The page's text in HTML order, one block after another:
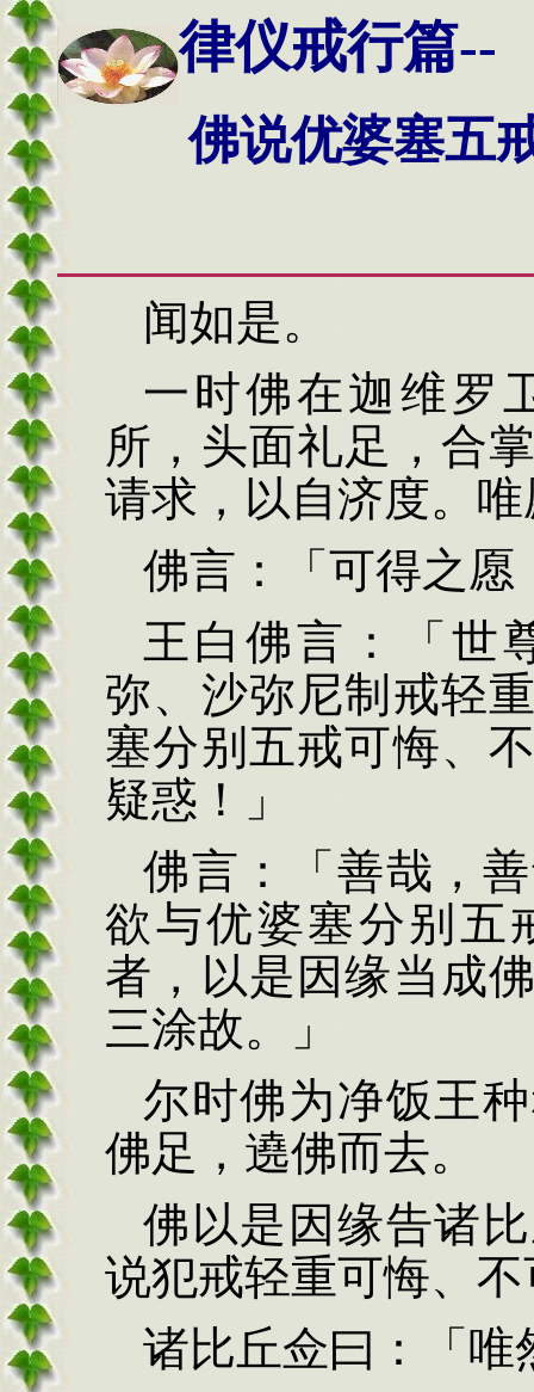
律仪戒行篇--
佛说优婆塞五
闻如是。
一时佛在迦维罗
所，头面礼足，合
请求，以自济度。
佛言：「可得之愿
王白佛言：「世
弥、沙弥尼制戒轻
塞分别五戒可悔、
疑惑！」
佛言：「善哉，
欲与优婆塞分别五
者，以是因缘当成
三涂故。」
尔时佛为净饭王种
佛足，遶佛而去。
佛以是因缘告诸
说犯戒轻重可悔、
诸比丘佥曰：「唯